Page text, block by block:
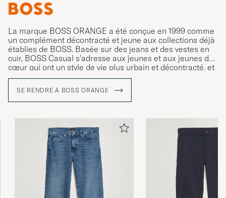
La marque BOSS ORANGE a été conçue en 1999 comme
un complément décontracté et jeune aux collections déjà
établies de BOSS. Basée sur des jeans et des vestes en
cuir, BOSS Casual s'adresse aux jeunes et aux jeunes de
cœur qui ont un style de vie plus urbain et décontracté, et
leur offre une nouvelle façon d'exprimer leur style et leur
individualité.
SE RENDRE À BOSS ORANGE